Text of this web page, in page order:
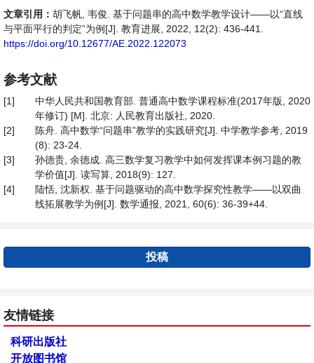
文章引用： 胡飞帆, 韦俊. 基于问题串的高中数学教学设计——以“直线
与平面平行的判定”为例[J]. 教育进展, 2022, 12(2): 436-441.
https://doi.org/10.12677/AE.2022.122073
参考文献
[1]
中华人民共和国教育部. 普通高中数学课程标准(2017年版, 2020
年修订) [M]. 北京: 人民教育出版社, 2020.
[2]
陈舟. 高中数学“问题串”教学的实践研究[J]. 中学教学参考, 2019
(8): 23-24.
[3]
孙德贵, 余德成. 高三数学复习教学中如何发挥课本例习题的教
学价值[J]. 读写算, 2018(9): 127.
[4]
陆恬, 沈新权. 基于问题驱动的高中数学探究性教学——以双曲
线拓展教学为例[J]. 数学通报, 2021, 60(6): 36-39+44.
投稿
友情链接
科研出版社
开放图书馆